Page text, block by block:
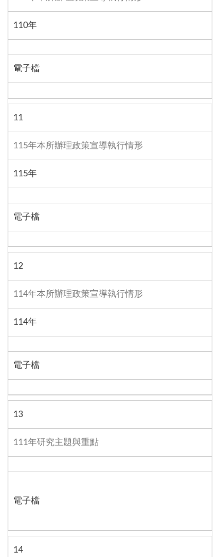
110年
電子檔
11
115年本所辦理政策宣導執行情形
115年
電子檔
12
114年本所辦理政策宣導執行情形
114年
電子檔
13
111年研究主題與重點
電子檔
14